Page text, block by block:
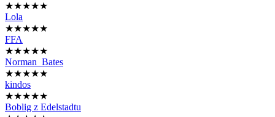
★★★★★
Lola
★★★★★
FFA
★★★★★
Norman_Bates
★★★★★
kindos
★★★★★
Boblig z Edelstadtu